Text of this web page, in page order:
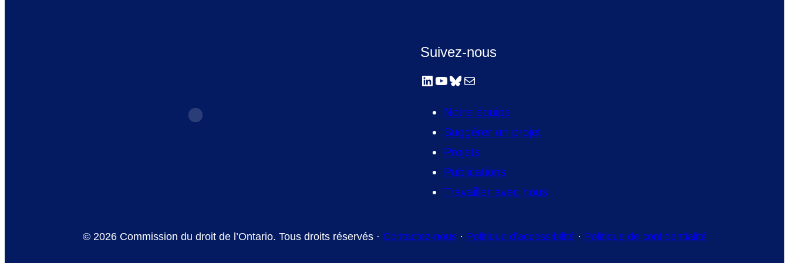
Suivez-nous
LinkedIn
YouTube
Bluesky
E-mail
Notre équipe
Suggérer un projet
Projets
Publications
Travailler avec nous
© 2026 Commission du droit de l’Ontario. Tous droits réservés · Contactez-nous· Politique d’accessibilité· Politique de confidentialité